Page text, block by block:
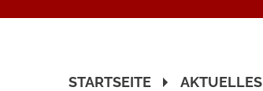
STARTSEITE AKTUELLES